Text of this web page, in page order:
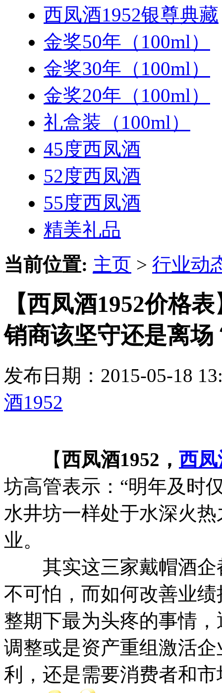
西凤酒1952银尊典藏
金奖50年（100ml）
金奖30年（100ml）
金奖20年（100ml）
礼盒装（100ml）
45度西凤酒
52度西凤酒
55度西凤酒
精美礼品
当前位置: 主页 > 行业动
【西凤酒1952价格
销商该坚守还是离场
发布日期：2015-05-18
酒1952
【西凤酒1952， 西
坊高管表示：“明年及时
水井坊一样处于水深火
业。
其实这三家戴帽酒企
不可怕，而如何改善业
整期下最为头疼的事情
调整或是资产重组激活
利，还是需要消费者